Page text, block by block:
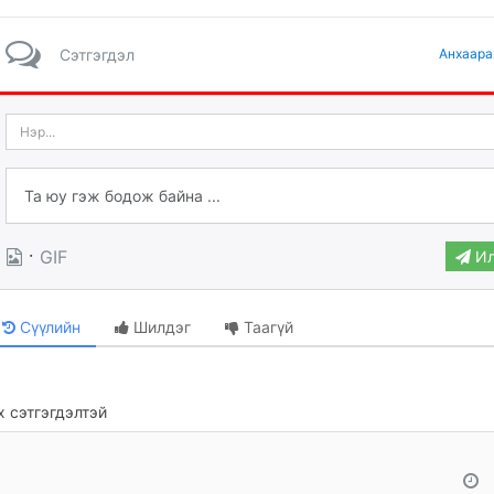
Сэтгэгдэл
· GIF
Сүүлийн Шилдэг Таагүй